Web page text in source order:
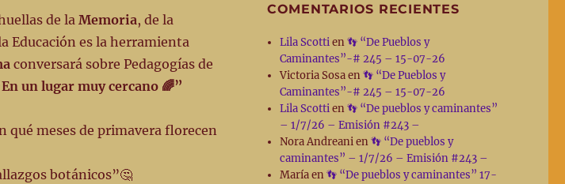
de la Memoria, de la
Educación es la herramienta
conversará sobre Pedagogías de
un lugar muy cercano 🌈”
qué meses de primavera florecen
botánicos”🤔
COMENTARIOS RECIENTES
Lila Scottien👣 “De Pueblos y
Caminantes”-# 245 – 15-07-26
Victoria Sosaen👣 “De Pueblos y
Caminantes”-# 245 – 15-07-26
Lila Scottien👣 “De pueblos y caminantes”
– 1/7/26 – Emisión #243 –
Nora Andreanien👣 “De pueblos y
caminantes” – 1/7/26 – Emisión #243 –
Maríaen👣 “De pueblos y caminantes” 17-